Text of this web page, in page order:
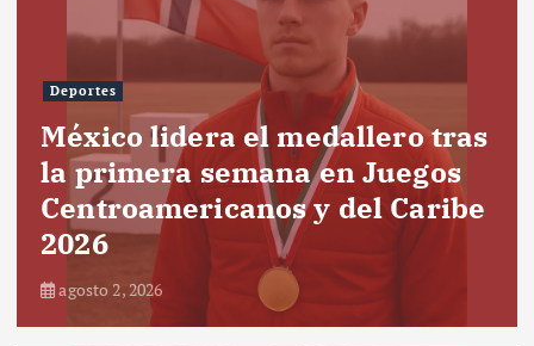
Deportes
México lidera el medallero tras
la primera semana en Juegos
Centroamericanos y del Caribe
2026
agosto 2, 2026